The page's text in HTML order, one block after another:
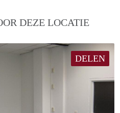
DEZE LOCATIE
DELEN